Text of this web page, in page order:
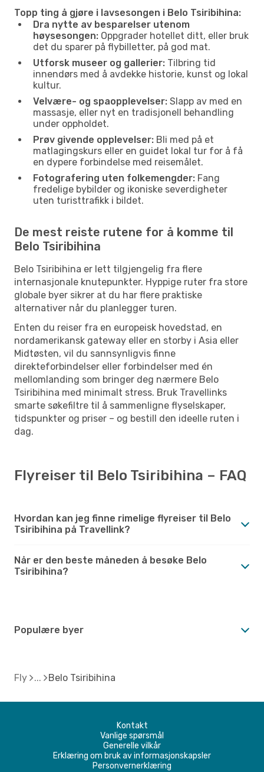
Topp ting å gjøre i lavsesongen i Belo Tsiribihina:
Dra nytte av besparelser utenom
høysesongen: Oppgrader hotellet ditt, eller bruk
det du sparer på flybilletter, på god mat.
Utforsk museer og gallerier: Tilbring tid
innendørs med å avdekke historie, kunst og lokal
kultur.
Velvære- og spaopplevelser: Slapp av med en
massasje, eller nyt en tradisjonell behandling
under oppholdet.
Prøv givende opplevelser: Bli med på et
matlagingskurs eller en guidet lokal tur for å få
en dypere forbindelse med reisemålet.
Fotografering uten folkemengder: Fang
fredelige bybilder og ikoniske severdigheter
uten turisttrafikk i bildet.
De mest reiste rutene for å komme til
Belo Tsiribihina
Belo Tsiribihina er lett tilgjengelig fra flere
internasjonale knutepunkter. Hyppige ruter fra store
globale byer sikrer at du har flere praktiske
alternativer når du planlegger turen.
Enten du reiser fra en europeisk hovedstad, en
nordamerikansk gateway eller en storby i Asia eller
Midtøsten, vil du sannsynligvis finne
direkteforbindelser eller forbindelser med én
mellomlanding som bringer deg nærmere Belo
Tsiribihina med minimalt stress. Bruk Travellinks
smarte søkefiltre til å sammenligne flyselskaper,
tidspunkter og priser – og bestill den ideelle ruten i
dag.
Flyreiser til Belo Tsiribihina – FAQ
Hvordan kan jeg finne rimelige flyreiser til Belo
Tsiribihina på Travellink?
Når er den beste måneden å besøke Belo
Tsiribihina?
Populære byer
Fly Belo Tsiribihina
Kontakt
Vanlige spørsmål
Generelle vilkår
Erklæring om bruk av informasjonskapsler
Personvernerklæring